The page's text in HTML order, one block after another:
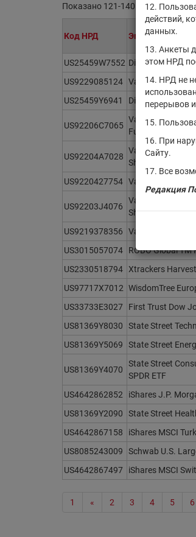
12.
действий,
данных.
13. Анкеты
этом НРД
14. НРД не
перерывов
15.
16. При
Сайту.
17. Все
Редакция
Показано 121-140 из 21382
Код НРД Эмитент/ИФ/ИП
US25459W7552 Direxion Daily
US9229085124 Vanguard
US25459Y6941
Direxion Daily
US92206C7065
Vanguard
Fund ETF Shares
US92204A7028
Vanguard
Shares
US9220427754 Vanguard FTSE
US92203J4076
Vanguard Total
Shares
US9219378356 Vanguard Total
US3015057074
ROBO Global
US2330518794
Xtrackers
US97717X7012 WisdomTree
US33733E3027
First Trust Dow
US81369Y8030
State Street
US81369Y5069
State Street
US81369Y4070
State Street
SPDR ETF
US4642862852 iShares J.P.
US81369Y2090
State Street
US4642867158
iShares MSCI
US8085243009
Schwab U.S.
US4642867497
iShares MSCI
1 « 2 3 4 5 6